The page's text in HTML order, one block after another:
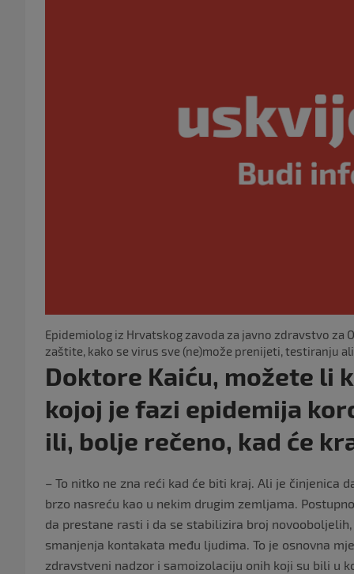
Epidemiolog iz Hrvatskog zavoda za javno zdravstvo
zaštite, kako se virus sve (ne)može prenijeti, testiranju
Doktore Kaiću, možete li
kojoj je fazi epidemija
ili, bolje rečeno, kad će
– To nitko ne zna reći kad će biti kraj. Ali je činjenica
brzo nasreću kao u nekim drugim zemljama.
da prestane rasti i da se stabilizira broj
smanjenja kontakata među ljudima. To je osnovna
zdravstveni nadzor i samoizolaciju onih koji su bili u